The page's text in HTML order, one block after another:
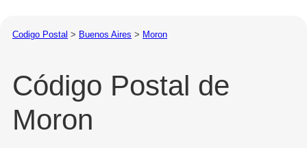
Codigo Postal > Buenos Aires > Moron
Código Postal de
Moron